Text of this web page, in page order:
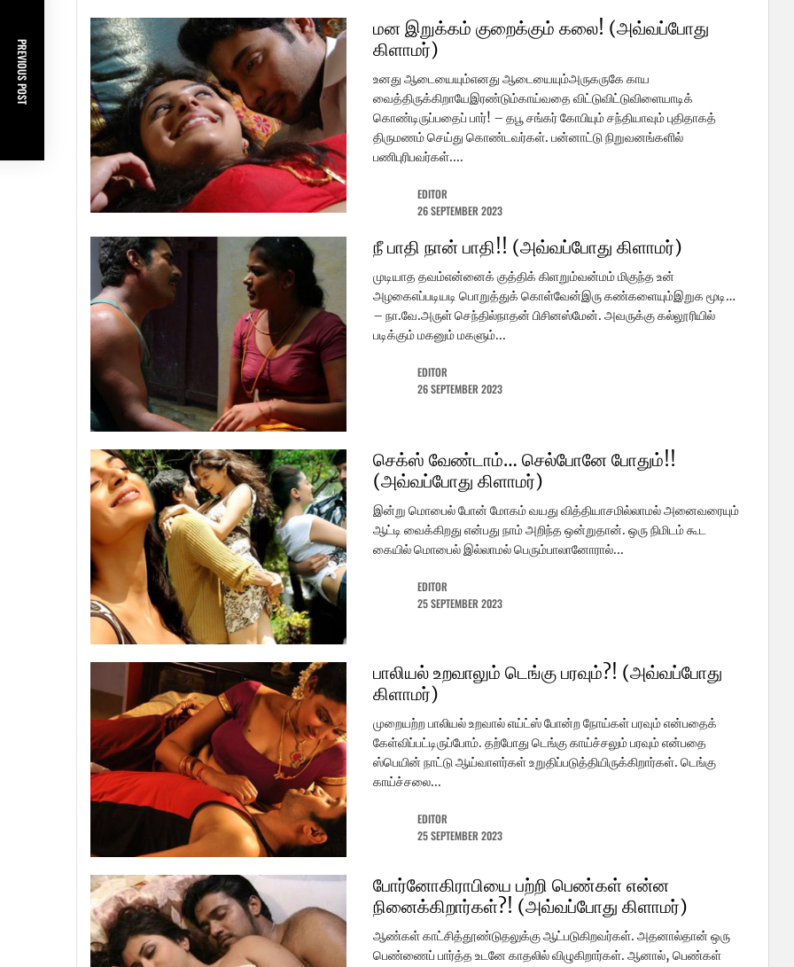
PREVIOUS POST
மன இறுக்கம் குறைக்கும் கலை! (அவ்வப்போது
கிளாமர்)
உனது ஆடையையும்எனது ஆடையையும்அருகருகே காய
வைத்திருக்கிறாயேஇரண்டும்காய்வதை விட்டுவிட்டுவிளையாடிக்
கொண்டிருப்பதைப் பார்! – தபூ சங்கர் கோபியும் சந்தியாவும் புதிதாகத்
திருமணம் செய்து கொண்டவர்கள். பன்னாட்டு நிறுவனங்களில்
பணிபுரிபவர்கள்....
EDITOR
26 SEPTEMBER 2023
நீ பாதி நான் பாதி!! (அவ்வப்போது கிளாமர்)
முடியாத தவம்என்னைக் குத்திக் கிளறும்வன்மம் மிகுந்த உன்
அழகைஎப்படியடி பொறுத்துக் கொள்வேன்இரு கண்களையும்இறுக மூடி…
– நா.வே.அருள் செந்தில்நாதன் பிசினஸ்மேன். அவருக்கு கல்லூரியில்
படிக்கும் மகனும் மகளும்...
EDITOR
26 SEPTEMBER 2023
செக்ஸ் வேண்டாம்… செல்போனே போதும்!!
(அவ்வப்போது கிளாமர்)
இன்று மொபைல் போன் மோகம் வயது வித்தியாசமில்லாமல் அனைவரையும்
ஆட்டி வைக்கிறது என்பது நாம் அறிந்த ஒன்றுதான். ஒரு நிமிடம் கூட
கையில் மொபைல் இல்லாமல் பெரும்பாலானோரால்...
EDITOR
25 SEPTEMBER 2023
பாலியல் உறவாலும் டெங்கு பரவும்?! (அவ்வப்போது
கிளாமர்)
முறையற்ற பாலியல் உறவால் எய்ட்ஸ் போன்ற நோய்கள் பரவும் என்பதைக்
கேள்விப்பட்டிருப்போம். தற்போது டெங்கு காய்ச்சலும் பரவும் என்பதை
ஸ்பெயின் நாட்டு ஆய்வாளர்கள் உறுதிப்படுத்தியிருக்கிறார்கள். டெங்கு
காய்ச்சலை...
EDITOR
25 SEPTEMBER 2023
போர்னோகிராபியை பற்றி பெண்கள் என்ன
நினைக்கிறார்கள்?! (அவ்வப்போது கிளாமர்)
ஆண்கள் காட்சித்தூண்டுதலுக்கு ஆட்படுகிறவர்கள். அதனால்தான் ஒரு
பெண்ணைப் பார்த்த உடனே காதலில் விழுகிறார்கள். ஆனால், பெண்கள்